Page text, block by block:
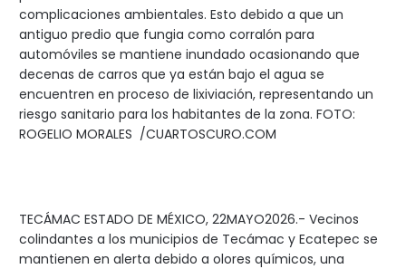
complicaciones ambientales. Esto debido a que un
antiguo predio que fungia como corralón para
automóviles se mantiene inundado ocasionando que
decenas de carros que ya están bajo el agua se
encuentren en proceso de lixiviación, representando un
riesgo sanitario para los habitantes de la zona. FOTO:
ROGELIO MORALES /CUARTOSCURO.COM
TECÁMAC ESTADO DE MÉXICO, 22MAYO2026.- Vecinos
colindantes a los municipios de Tecámac y Ecatepec se
mantienen en alerta debido a olores químicos, una